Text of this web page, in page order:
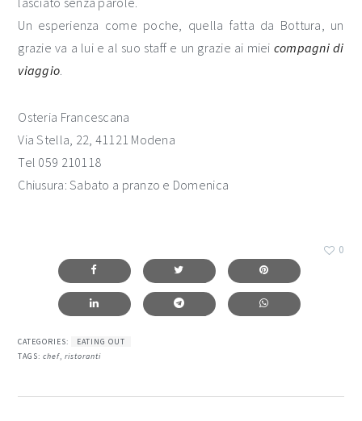
Un esperienza come poche, quella fatta da Bottura, un
grazie va a lui e al suo staff e un grazie ai miei compagni di
viaggio.
Osteria Francescana
Via Stella, 22, 41121 Modena
Tel 059 210118
Chiusura: Sabato a pranzo e Domenica
0
CATEGORIES:
EATING OUT
TAGS:chef,ristoranti